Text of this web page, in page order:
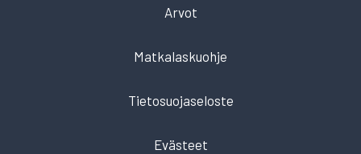
Arvot
Matkalaskuohje
Tietosuojaseloste
Evästeet